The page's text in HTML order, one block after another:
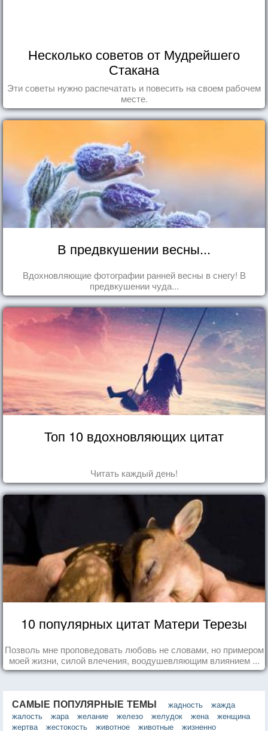
Несколько советов от Мудрейшего
Стакана
Эти советы нужно распечатать и повесить на своем рабочем
месте.
В предвкушении весны...
Вдохновляющие фотографии ранней весны в снегу! В
предвкушении чуда...
Топ 10 вдохновляющих цитат
Читать каждый день!
10 популярных цитат Матери Терезы
Позволь мне проповедовать любовь не словами, но примером
моей жизни, силой влечения, воодушевляющим влиянием ...
САМЫЕ ПОПУЛЯРНЫЕ ТЕМЫ жадность
жажда
жалость
жара желание железо желудок жена
женщина
жертва
жестокость животное животные жизненно